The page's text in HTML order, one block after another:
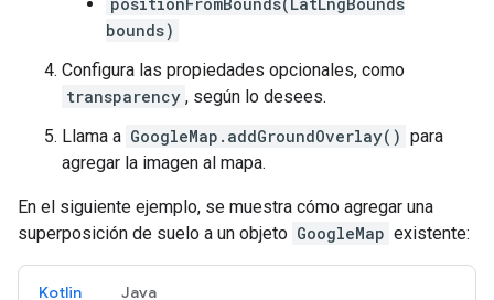
positionFromBounds(LatLngBounds
bounds)
Configura las propiedades opcionales, como
transparency , según lo desees.
Llama a GoogleMap.addGroundOverlay() para
agregar la imagen al mapa.
En el siguiente ejemplo, se muestra cómo agregar una
superposición de suelo a un objeto GoogleMap existente:
Kotlin Java